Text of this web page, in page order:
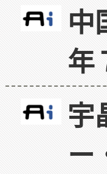
中
年
宇
ー